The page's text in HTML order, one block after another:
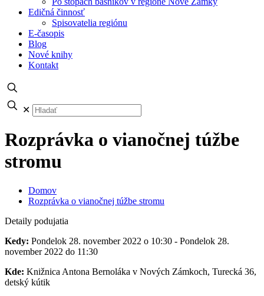
Edičná činnosť
Spisovatelia regiónu
E-časopis
Blog
Nové knihy
Kontakt
✕
Rozprávka o vianočnej túžbe
stromu
Domov
Rozprávka o vianočnej túžbe stromu
Detaily podujatia
Kedy: Pondelok 28. november 2022 o 10:30 - Pondelok 28.
november 2022 do 11:30
Kde: Knižnica Antona Bernoláka v Nových Zámkoch, Turecká 36,
detský kútik